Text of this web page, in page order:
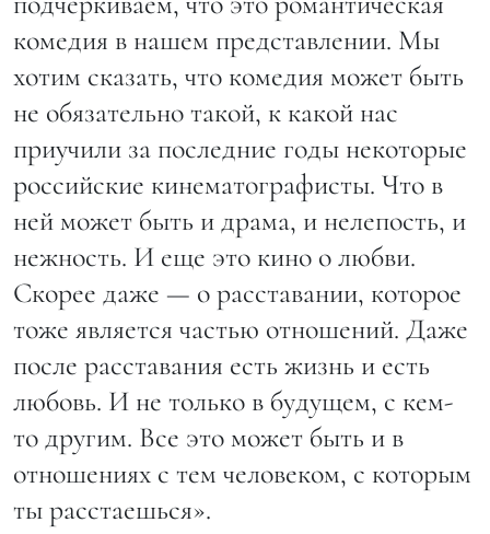
комедия в нашем представлении. Мы
хотим сказать, что комедия может быть
не обязательно такой, к какой нас
приучили за последние годы некоторые
российские кинематографисты. Что в
ней может быть и драма, и нелепость, и
нежность. И еще это кино о любви.
Скорее даже — о расставании, которое
тоже является частью отношений. Даже
после расставания есть жизнь и есть
любовь. И не только в будущем, с кем-
то другим. Все это может быть и в
отношениях с тем человеком, с которым
ты расстаешься».